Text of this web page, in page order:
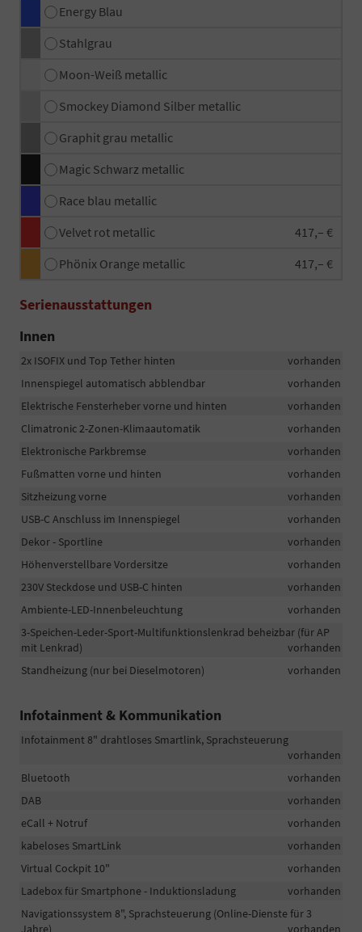
Energy Blau
Stahlgrau
Moon-Weiß metallic
Smockey Diamond Silber metallic
Graphit grau metallic
Magic Schwarz metallic
Race blau metallic
Velvet rot metallic
417,– €
Phönix Orange metallic
417,– €
Serienausstattungen
Innen
2x ISOFIX und Top Tether hinten
vorhanden
Innenspiegel automatisch abblendbar
vorhanden
Elektrische Fensterheber vorne und hinten
vorhanden
Climatronic 2-Zonen-Klimaautomatik
vorhanden
Elektronische Parkbremse
vorhanden
Fußmatten vorne und hinten
vorhanden
Sitzheizung vorne
vorhanden
USB-C Anschluss im Innenspiegel
vorhanden
Dekor - Sportline
vorhanden
Höhenverstellbare Vordersitze
vorhanden
230V Steckdose und USB-C hinten
vorhanden
Ambiente-LED-Innenbeleuchtung
vorhanden
3-Speichen-Leder-Sport-Multifunktionslenkrad beheizbar (für AP
mit Lenkrad)
vorhanden
Standheizung (nur bei Dieselmotoren)
vorhanden
Infotainment & Kommunikation
Infotainment 8" drahtloses Smartlink, Sprachsteuerung
vorhanden
Bluetooth
vorhanden
DAB
vorhanden
eCall + Notruf
vorhanden
kabeloses SmartLink
vorhanden
Virtual Cockpit 10"
vorhanden
Ladebox für Smartphone - Induktionsladung
vorhanden
Navigationssystem 8", Sprachsteuerung (Online-Dienste für 3
Jahre)
vorhanden